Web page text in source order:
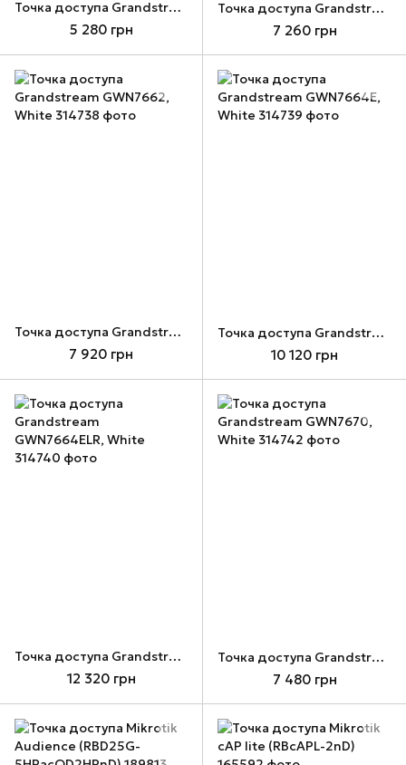
Точка доступа Grandstream GWN7660E, White
5 280 грн
Точка доступа Grandstream GWN7660ELR, White
7 260 грн
Точка доступа Grandstream GWN7662, White
7 920 грн
Точка доступа Grandstream GWN7664E, White
10 120 грн
Точка доступа Grandstream GWN7664ELR, White
12 320 грн
Точка доступа Grandstream GWN7670, White
7 480 грн